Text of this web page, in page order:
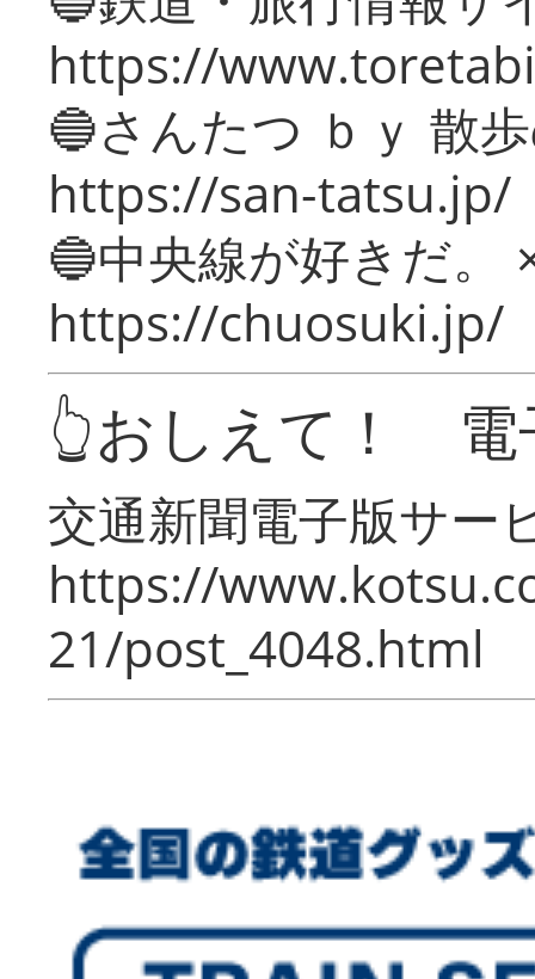
https://
🔵さんたつ ｂｙ 散
https://san-tatsu.jp/
🔵中央線が好きだ。
https://chuosuki.jp/
👆おしえて！ 電
交通新聞電子版サー
https://
21/post_4048.html